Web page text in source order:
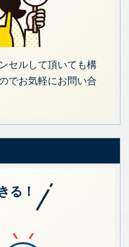
セルして頂いても構
でお気軽にお問い合
る！